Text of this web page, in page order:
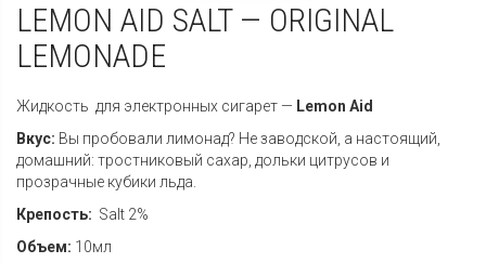
LEMON AID SALT — ORIGINAL
LEMONADE
Жидкость для электронных сигарет — Lemon Aid
Вкус: Вы пробовали лимонад? Не заводской, а настоящий,
домашний: тростниковый сахар, дольки цитрусов и
прозрачные кубики льда.
Крепость: Salt 2%
Объем: 10мл